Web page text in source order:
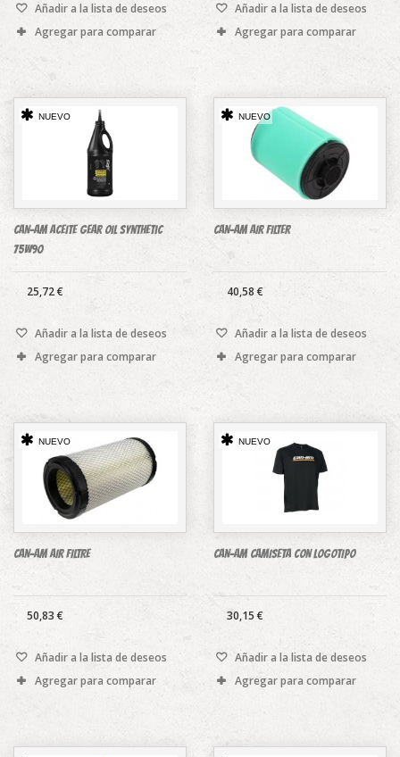
Añadir a la lista de deseos
Agregar para comparar
Añadir a la lista de deseos
Agregar para comparar
NUEVO
CAN-AM aceite Gear Oil Synthetic
75w90
25,72 €
Añadir a la lista de deseos
Agregar para comparar
NUEVO
CAN-AM AIR FILTER
40,58 €
Añadir a la lista de deseos
Agregar para comparar
NUEVO
CAN-AM AIR FILTRE
50,83 €
Añadir a la lista de deseos
Agregar para comparar
NUEVO
CAN-AM CAMISETA CON LOGOTIPO
30,15 €
Añadir a la lista de deseos
Agregar para comparar